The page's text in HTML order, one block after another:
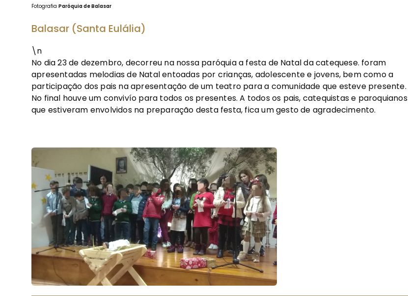
Fotografia Paróquia de Balasar
Balasar (Santa Eulália)
\n
No dia 23 de dezembro, decorreu na nossa paróquia a festa de Natal da catequese. foram
apresentadas melodias de Natal entoadas por crianças, adolescente e jovens, bem como a
participação dos pais na apresentação de um teatro para a comunidade que esteve presente.
No final houve um convivío para todos os presentes. A todos os pais, catequistas e paroquianos
que estiveram envolvidos na preparação desta festa, fica um gesto de agradecimento.